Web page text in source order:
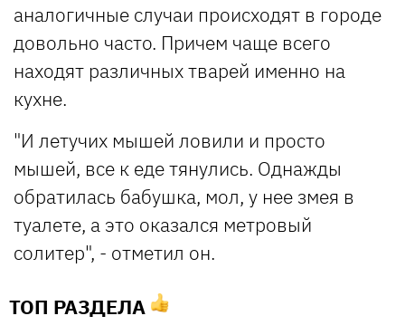
аналогичные случаи происходят в городе
довольно часто. Причем чаще всего
находят различных тварей именно на
кухне.
"И летучих мышей ловили и просто
мышей, все к еде тянулись. Однажды
обратилась бабушка, мол, у нее змея в
туалете, а это оказался метровый
солитер", - отметил он.
ТОП РАЗДЕЛА